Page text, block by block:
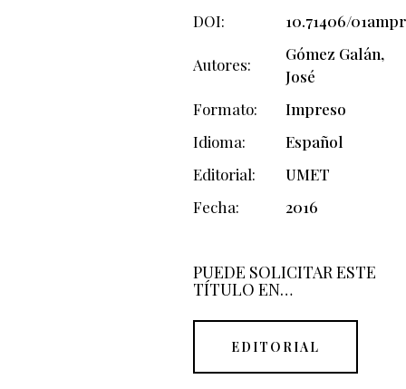
DOI
10.71406/01ampr
Autores
Gómez Galán,
José
Formato
Impreso
Idioma
Español
Editorial
UMET
Fecha
2016
PUEDE SOLICITAR ESTE
TÍTULO EN…
EDITORIAL